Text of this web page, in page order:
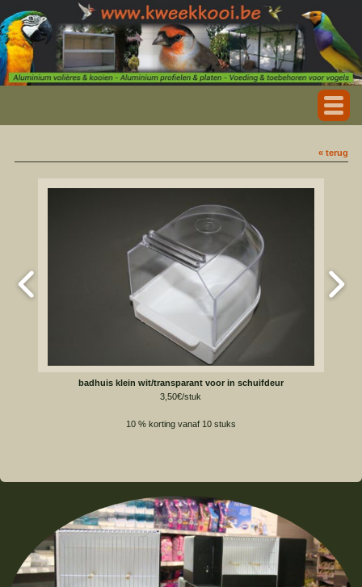
« terug
badhuis klein wit/transparant voor in schuifdeur
3,50€/stuk
10 % korting vanaf 10 stuks